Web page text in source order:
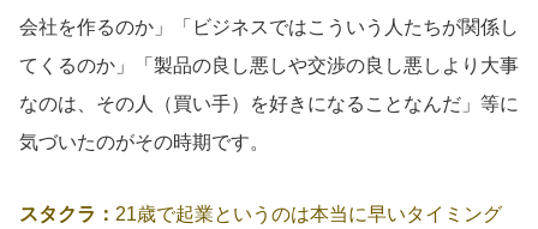
会社を作るのか」「ビジネスではこういう人たちが関係し
てくるのか」「製品の良し悪しや交渉の良し悪しより大事
なのは、その人（買い手）を好きになることなんだ」等に
気づいたのがその時期です。
スタクラ： 21歳で起業というのは本当に早いタイミング